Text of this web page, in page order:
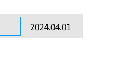
2024.04.01